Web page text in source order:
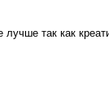
так как